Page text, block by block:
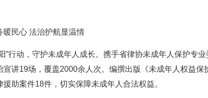
暖民心 法治护航显温情
”行动，守护未成年人成长。携手省律协未成年人保护专
宣讲19场，覆盖2000余人次。编撰出版《未成年人权益
援助案件18件，切实保障未成年人合法权益。